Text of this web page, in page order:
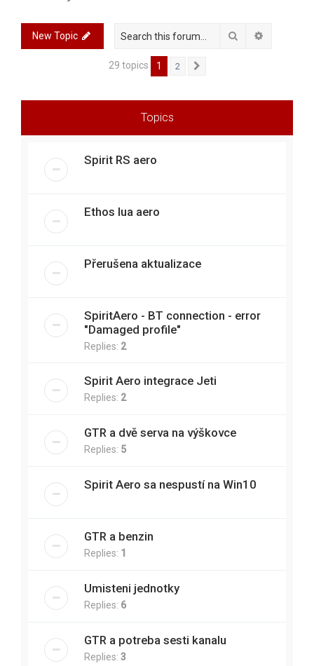
New Topic Search
29 topics 1 2
Topics
Spirit RS aero
Ethos lua aero
Přerušena aktualizace
SpiritAero - BT connection - error
"Damaged profile"
Replies: 2
Spirit Aero integrace Jeti
Replies: 2
GTR a dvě serva na výškovce
Replies: 5
Spirit Aero sa nespustí na Win10
GTR a benzin
Replies: 1
Umisteni jednotky
Replies: 6
GTR a potreba sesti kanalu
Replies: 3